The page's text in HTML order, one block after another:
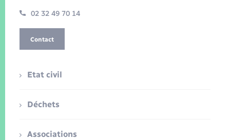
02 32 49 70 14
Contact
Etat civil
Déchets
Associations